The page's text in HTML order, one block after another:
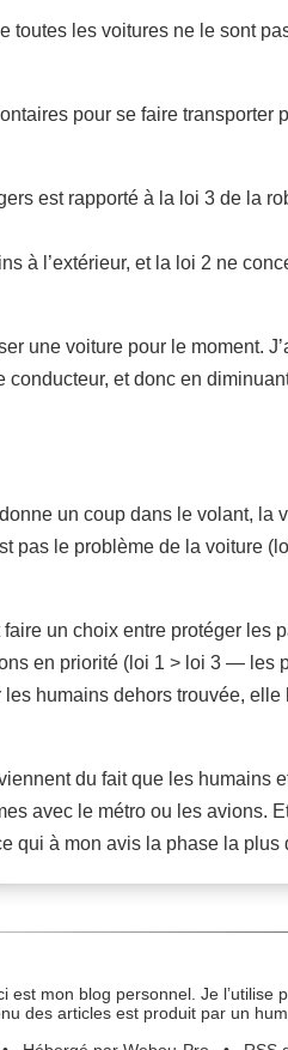
toutes les voitures ne le sont
pour se faire
est rapporté à la loi 3 de la
à l’extérieur, et la loi 2 ne
une voiture pour le moment.
et donc en
un coup dans le volant, la
pas le problème de la voiture
un choix entre protéger les
en priorité (loi 1 > loi 3 —
humains dehors trouvée,
du fait que les
avec le métro ou les avions.
qui à mon avis la phase la plus
est mon blog personnel. Je l’utilise
des articles est produit par un